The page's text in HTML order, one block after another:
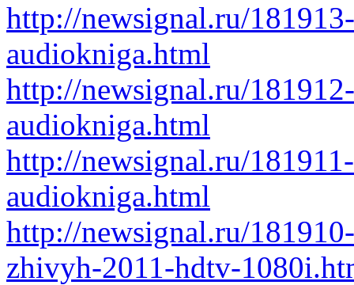
http://newsignal.ru/
audiokniga.html
http://newsignal.ru/
audiokniga.html
http://newsignal.ru/
audiokniga.html
http://newsignal.ru/
zhivyh-2011-hdtv-